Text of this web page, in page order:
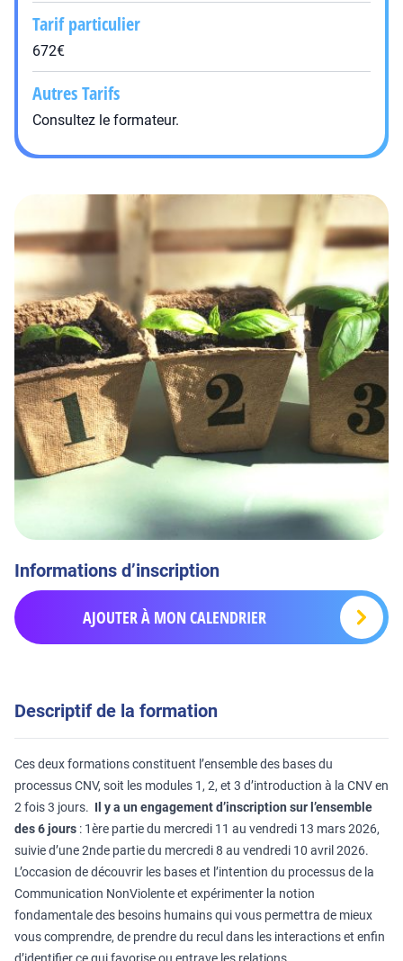
Tarif particulier
672€
Autres Tarifs
Consultez le formateur.
Informations d’inscription
AJOUTER À MON CALENDRIER
Descriptif de la formation
Ces deux formations constituent l’ensemble des bases du
processus CNV, soit les modules 1, 2, et 3 d’introduction à la CNV en
2 fois 3 jours. Il y a un engagement d’inscription sur l’ensemble
des 6 jours : 1ère partie du mercredi 11 au vendredi 13 mars 2026,
suivie d’une 2nde partie du mercredi 8 au vendredi 10 avril 2026.
L’occasion de découvrir les bases et l’intention du processus de la
Communication NonViolente et expérimenter la notion
fondamentale des besoins humains qui vous permettra de mieux
vous comprendre, de prendre du recul dans les interactions et enfin